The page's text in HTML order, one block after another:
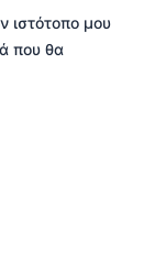
ιστότοπο μου
που θα